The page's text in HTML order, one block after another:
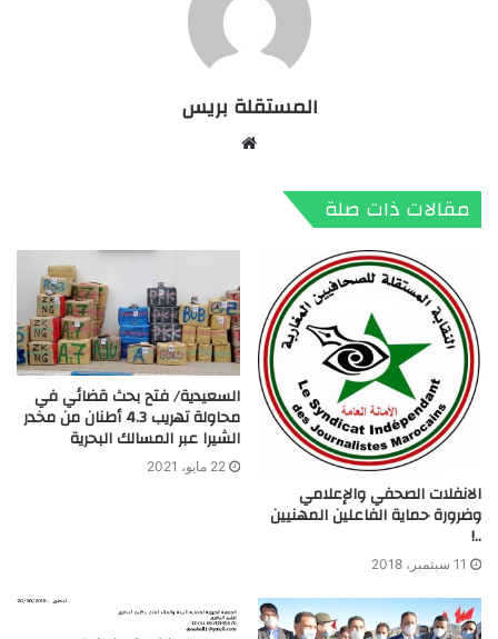
المستقلة بريس
مقالات ذات صلة
الانفلات الصحفي والإعلامي
وضرورة حماية الفاعلين المهنيين
..!
11 سبتمبر، 2018
السعيدية/ فتح بحث قضائي في
محاولة تهريب 4.3 أطنان من مخدر
الشيرا عبر المسالك البحرية
22 مايو، 2021